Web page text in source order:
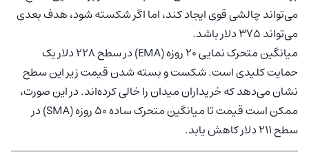
می‌تواند چالشی قوی ایجاد کند، اما اگر شکسته شود، هدف بعدی
می‌تواند 375 دلار باشد.
میانگین متحرک نمایی 20 روزه (EMA) در سطح 228 دلار یک
حمایت کلیدی است. شکست و بسته شدن قیمت زیر این سطح
نشان می‌دهد که خریداران میدان را خالی کرده‌اند. در این صورت،
ممکن است قیمت تا میانگین متحرک ساده 50 روزه (SMA) در
سطح 211 دلار کاهش یابد.